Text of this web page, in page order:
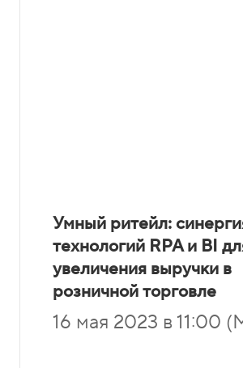
Умный ритейл:
технологий RPA и BI
увеличения выручки в
розничной торговле
16 мая 2023 в 11:00